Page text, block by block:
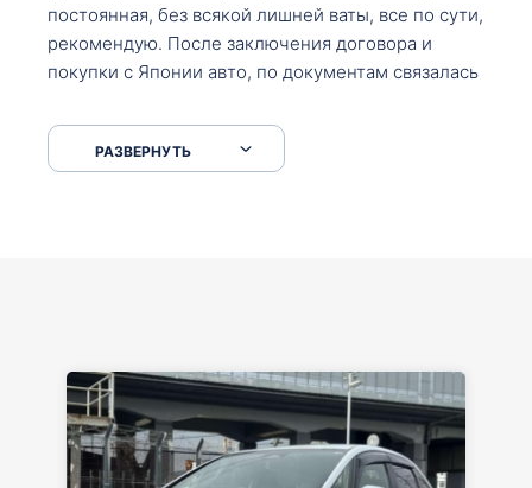
постоянная, без всякой лишней ваты, все по сути,
рекомендую. После заключения договора и
покупки с Японии авто, по документам связалась
что заполнить, куда зайти, образцы и т.д. После
приехал за авто. Меня тепло встретили Сергей с
РАЗВЕРНУТЬ